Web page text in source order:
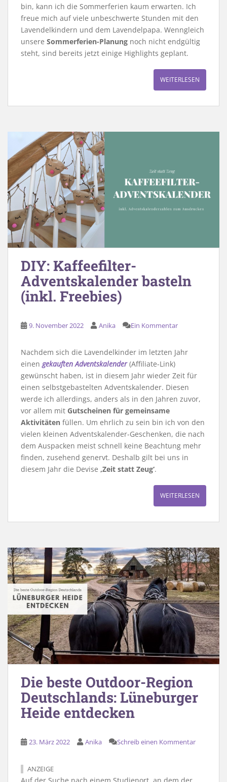
bin, kann ich die Sommerferien kaum erwarten. Ich
freue mich auf viele unbeschwerte Stunden mit den
Lavendelkindern und dem Lavendelpapa. Wenngleich
unsere Sommerferien-Planung noch nicht endgültig
steht, sind bereits jetzt einige Highlights geplant.
WEITERLESEN
DIY: Kaffeefilter-
Adventskalender basteln
(inkl. Freebies)
9. November 2022 Anika Ein Kommentar
Nachdem sich die Lavendelkinder im letzten Jahr
einengekauften Adventskalender(Affiliate-Link)
gewünscht haben, ist in diesem Jahr wieder Zeit für
einen selbstgebastelten Adventskalender. Diesen
werde ich allerdings, anders als in den Jahren zuvor,
vor allem mit Gutscheinen für gemeinsame
Aktivitäten füllen. Um ehrlich zu sein bin ich von den
vielen kleinen Adventskalender-Geschenken, die nach
dem Auspacken meist schnell keine Beachtung mehr
finden, zusehend genervt. Deshalb gilt bei uns in
diesem Jahr die Devise ‚Zeit statt Zeug‘.
WEITERLESEN
Die beste Outdoor-Region
Deutschlands: Lüneburger
Heide entdecken
23. März 2022 Anika Schreib einen Kommentar
ANZEIGE
Auf der Suche nach einem Studienort, an dem der